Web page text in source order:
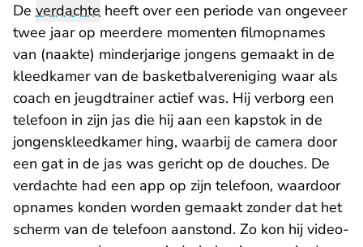
De verdachte heeft over een periode van ongeveer
twee jaar op meerdere momenten filmopnames
van (naakte) minderjarige jongens gemaakt in de
kleedkamer van de basketbalvereniging waar als
coach en jeugdtrainer actief was. Hij verborg een
telefoon in zijn jas die hij aan een kapstok in de
jongenskleedkamer hing, waarbij de camera door
een gat in de jas was gericht op de douches. De
verdachte had een app op zijn telefoon, waardoor
opnames konden worden gemaakt zonder dat het
scherm van de telefoon aanstond. Zo kon hij video-